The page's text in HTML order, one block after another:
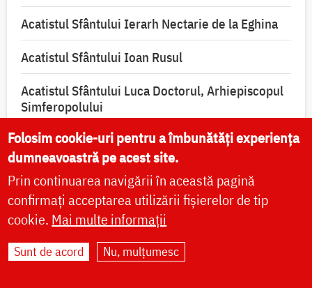
Acatistul Sfântului Ierarh Nectarie de la Eghina
Acatistul Sfântului Ioan Rusul
Acatistul Sfântului Luca Doctorul, Arhiepiscopul
Simferopolului
Acatistul Sfântului Mare Mucenic Mina
Acatistul Sfântului Sfințit Mucenic Ciprian,
izbăvitorul de vrăji, blesteme și de toată lucrarea
diavolească
Folosim cookie-uri pentru a îmbunătăți experiența
dumneavoastră pe acest site.
Prin continuarea navigării în această pagină
confirmați acceptarea utilizării fișierelor de tip
cookie. Mai multe informații
Sunt de acord Nu, mulțumesc